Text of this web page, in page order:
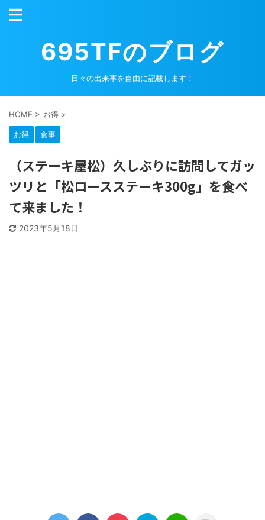
695TFのブログ
日々の出来事を自由に記載します！
HOME > お得 >
お得 食事
（ステーキ屋松）久しぶりに訪問してガッ
ツリと「松ロースステーキ300g」を食べ
て来ました！
2023年5月18日